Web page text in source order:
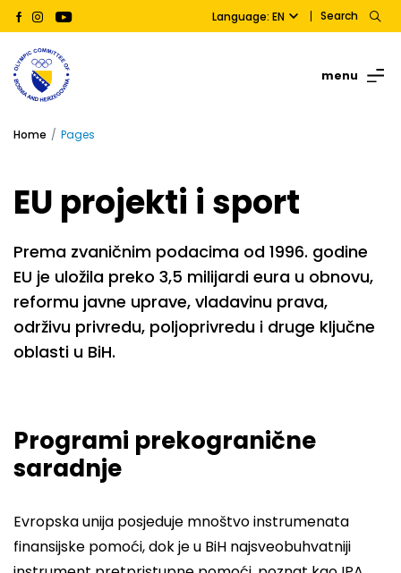
Language: EN Search
menu
Home Pages
EU projekti i sport
Prema zvaničnim podacima od 1996. godine
EU je uložila preko 3,5 milijardi eura u obnovu,
reformu javne uprave, vladavinu prava,
održivu privredu, poljoprivredu i druge ključne
oblasti u BiH.
Programi prekogranične
saradnje
Evropska unija posjeduje mnoštvo instrumenata
finansijske pomoći, dok je u BiH najsveobuhvatniji